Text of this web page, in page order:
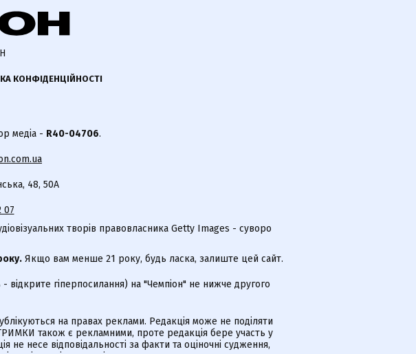
КОНФІДЕНЦІЙНОСТІ
медіа - R40-04706.
48, 50А
07
творів правовласника Getty Images - суворо
Якщо вам менше 21 року, будь ласка, залиште цей сайт.
відкрите гіперпосилання) на "Чемпіон" не нижче другого
на правах реклами. Редакція може не поділяти
також є рекламними, проте редакція бере участь у
не несе відповідальності за факти та оціночні судження,